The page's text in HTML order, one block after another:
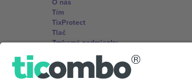
O nás
Tím
TixProtect
Tlač
Zmluvné podmienky
Partnerský program